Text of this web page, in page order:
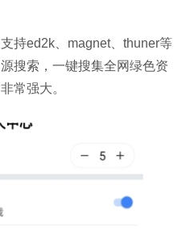
持ed2k、magnet、thuner等
搜索，一键搜集全网绿色资
常强大。